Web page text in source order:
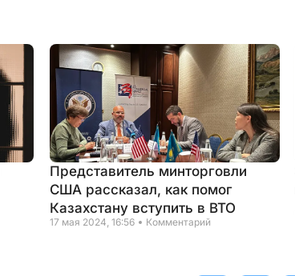
Представитель минторговли
США рассказал, как помог
Казахстану вступить в ВТО
17 мая 2024, 16:56 Комментарий